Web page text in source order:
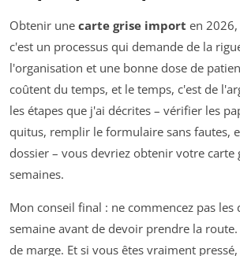
Obtenir une carte grise import en
c'est un processus qui demande de la
l'organisation et une bonne dose de
coûtent du temps, et le temps, c'est de
les étapes que j'ai décrites – vérifier les
quitus, remplir le formulaire sans fautes,
dossier – vous devriez obtenir votre carte
semaines.
Mon conseil final : ne commencez pas les
semaine avant de devoir prendre la
de marge. Et si vous êtes vraiment